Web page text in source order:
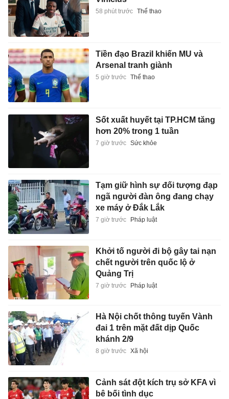
58 phút trước Thể thao
Tiền đạo Brazil khiến MU và
Arsenal tranh giành
5 giờ trước Thể thao
Sốt xuất huyết tại TP.HCM tăng
hơn 20% trong 1 tuần
7 giờ trước Sức khỏe
Tạm giữ hình sự đối tượng đạp
ngã người đàn ông đang chạy
xe máy ở Đắk Lắk
7 giờ trước Pháp luật
Khởi tố người đi bộ gây tai nạn
chết người trên quốc lộ ở
Quảng Trị
7 giờ trước Pháp luật
Hà Nội chốt thông tuyến Vành
đai 1 trên mặt đất dịp Quốc
khánh 2/9
8 giờ trước Xã hội
Cảnh sát đột kích trụ sở KFA vì
bê bối tình dục